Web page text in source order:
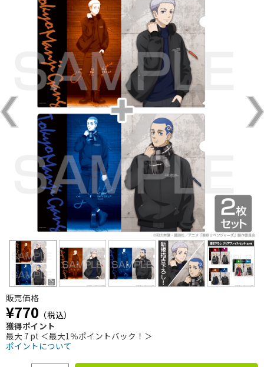
販売価格
¥770 （税込）
獲得ポイント
最大 7 pt ＜最大1％ポイントバック！＞
ポイントについて